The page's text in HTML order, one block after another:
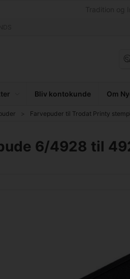
Bliv kontokunde Om
Farvepuder til Trodat Printy
6/4928 til